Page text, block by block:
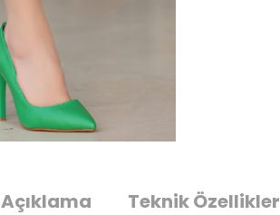
Açıklama Teknik Özellikler